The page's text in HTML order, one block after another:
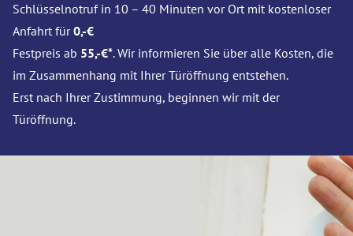
Schlüsselnotruf in 10 – 40 Minuten vor Ort mit kostenloser
Anfahrt für0,-€
Festpreis ab 55,-€*. Wir informieren Sie über alle Kosten, die
im Zusammenhang mit Ihrer Türöffnung entstehen.
Erst nach Ihrer Zustimmung, beginnen wir mit der
Türöffnung.